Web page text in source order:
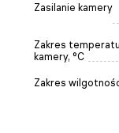
Zasilanie kamery
Zakres
kamery, °C
Zakres